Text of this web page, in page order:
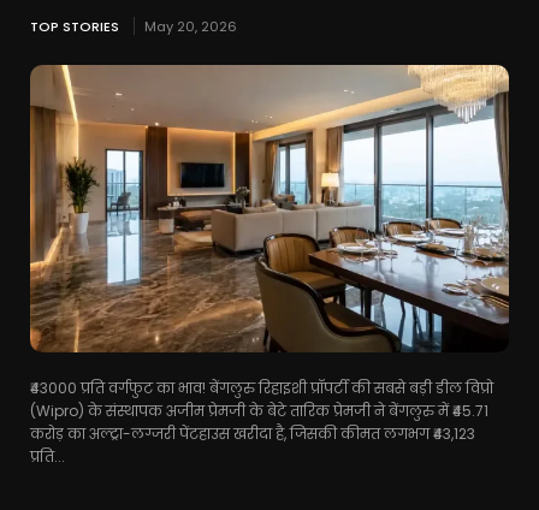
TOP STORIES May 20, 2026
₹43000 प्रति वर्गफुट का भाव! बेंगलुरु रिहाइशी प्रॉपर्टी की सबसे बड़ी डील विप्रो
(Wipro) के संस्थापक अजीम प्रेमजी के बेटे तारिक प्रेमजी ने बेंगलुरु में ₹45.71
करोड़ का अल्ट्रा-लग्जरी पेंटहाउस खरीदा है, जिसकी कीमत लगभग ₹43,123
प्रति...